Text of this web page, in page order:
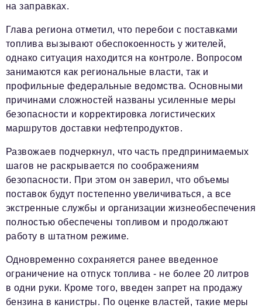
на заправках.
Глава региона отметил, что перебои с поставками
топлива вызывают обеспокоенность у жителей,
однако ситуация находится на контроле. Вопросом
занимаются как региональные власти, так и
профильные федеральные ведомства. Основными
причинами сложностей названы усиленные меры
безопасности и корректировка логистических
маршрутов доставки нефтепродуктов.
Развожаев подчеркнул, что часть предпринимаемых
шагов не раскрывается по соображениям
безопасности. При этом он заверил, что объемы
поставок будут постепенно увеличиваться, а все
экстренные службы и организации жизнеобеспечения
полностью обеспечены топливом и продолжают
работу в штатном режиме.
Одновременно сохраняется ранее введенное
ограничение на отпуск топлива - не более 20 литров
в одни руки. Кроме того, введен запрет на продажу
бензина в канистры. По оценке властей, такие меры